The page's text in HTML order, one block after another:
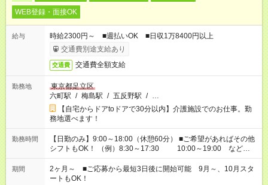
WEB登録・面接OK
給与
時給2300円～ ■週払いOK ■日収1万8400円以上
交通費別途支給あり
交通費 交通費全額支給
勤務地
東京都足立区
六町駅 / 梅島駅 / 五反野駅 / …
【自宅からドアtoドアで30分以内】介護施設でのお仕事。勤
務地選べます！
勤務時間
【日勤のみ】9:00～18:00（休憩60分） ■ご希望があればその他
シフトもOK！ （例）8:30～17:30 10:00～19:00 など
「家族とお休みを合わせたい」 「できれば残業はしたくない」
など、あなたのご希望に沿ったお仕事をご紹介します！ ※Wワ
ーク希望の方へ 今ご覧のお仕事で希望する勤務時間と、もう1つ
期間
2ヶ月～ ■ご応募から最短3日後に開始可能 9月～、10月スタ
ートもOK！